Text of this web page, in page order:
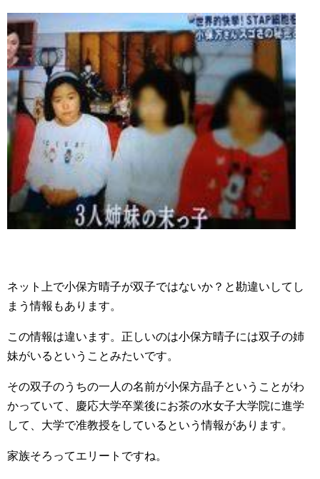
ネット上で小保方晴子が双子ではないか？と勘違いしてし
まう情報もあります。
この情報は違います。正しいのは小保方晴子には双子の姉
妹がいるということみたいです。
その双子のうちの一人の名前が小保方晶子ということがわ
かっていて、慶応大学卒業後にお茶の水女子大学院に進学
して、大学で准教授をしているという情報があります。
家族そろってエリートですね。